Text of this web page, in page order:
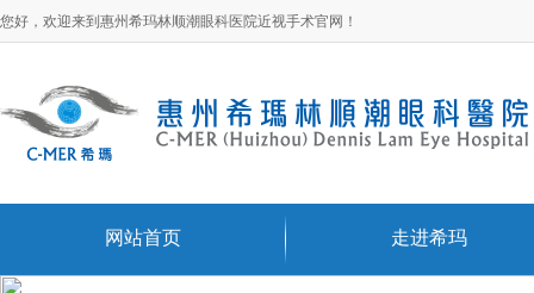
您好，欢迎来到惠州希玛林顺潮眼科医院近视手术官网！
网站首页 走进希玛